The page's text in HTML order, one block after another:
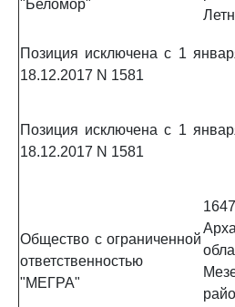
"Беломор"
Позиция исключена с 1
18.12.2017 N 1581
Позиция исключена с 1
18.12.2017 N 1581
Общество с ограниченной
ответственностью
"МЕГРА"